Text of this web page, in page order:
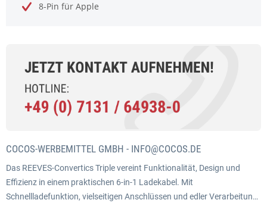
8-Pin für Apple
COCOS-WERBEMITTEL GMBH - INFO@COCOS.DE
Das REEVES-Convertics Triple vereint Funktionalität, Design und
Effizienz in einem praktischen 6-in-1 Ladekabel. Mit
Schnellladefunktion, vielseitigen Anschlüssen und edler Verarbeitung